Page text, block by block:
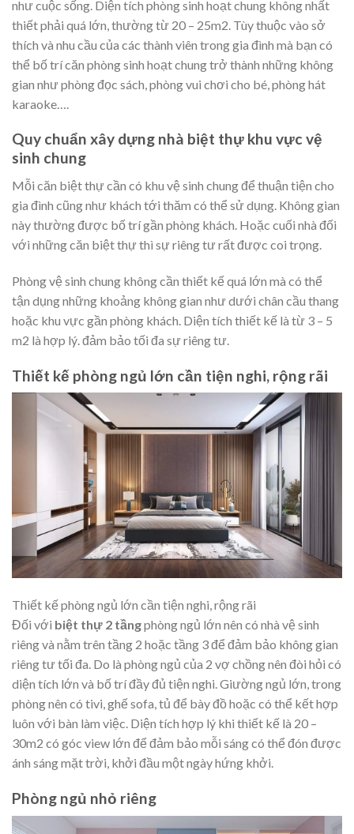
như cuộc sống. Diện tích phòng sinh hoạt chung không nhất
thiết phải quá lớn, thường từ 20 – 25m2. Tùy thuộc vào sở
thích và nhu cầu của các thành viên trong gia đình mà bạn có
thể bố trí căn phòng sinh hoạt chung trở thành những không
gian như phòng đọc sách, phòng vui chơi cho bé, phòng hát
karaoke….
Quy chuẩn xây dựng nhà biệt thự khu vực vệ
sinh chung
Mỗi căn biệt thự cần có khu vệ sinh chung để thuận tiện cho
gia đình cũng như khách tới thăm có thể sử dụng. Không gian
này thường được bố trí gần phòng khách. Hoặc cuối nhà đối
với những căn biệt thự thì sự riêng tư rất được coi trọng.
Phòng vệ sinh chung không cần thiết kế quá lớn mà có thể
tận dụng những khoảng không gian như dưới chân cầu thang
hoặc khu vực gần phòng khách. Diện tích thiết kế là từ 3 – 5
m2 là hợp lý. đảm bảo tối đa sự riêng tư.
Thiết kế phòng ngủ lớn cần tiện nghi, rộng rãi
Thiết kế phòng ngủ lớn cần tiện nghi, rộng rãi
Đối với biệt thự 2 tầngphòng ngủ lớn nên có nhà vệ sinh
riêng và nằm trên tầng 2 hoặc tầng 3 để đảm bảo không gian
riêng tư tối đa. Do là phòng ngủ của 2 vợ chồng nên đòi hỏi có
diện tích lớn và bố trí đầy đủ tiện nghi. Giường ngủ lớn, trong
phòng nên có tivi, ghế sofa, tủ để bày đồ hoặc có thể kết hợp
luôn với bàn làm việc. Diện tích hợp lý khi thiết kế là 20 –
30m2 có góc view lớn để đảm bảo mỗi sáng có thể đón được
ánh sáng mặt trời, khởi đầu một ngày hứng khởi.
Phòng ngủ nhỏ riêng